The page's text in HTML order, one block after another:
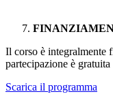
Il corso è integralmente
partecipazione è
Scarica il programma